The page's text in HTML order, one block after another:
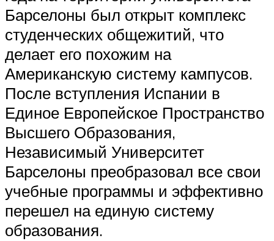
Барселоны был открыт комплекс
студенческих общежитий, что
делает его похожим на
Американскую систему кампусов.
После вступления Испании в
Единое Европейское Пространство
Высшего Образования,
Независимый Университет
Барселоны преобразовал все свои
учебные программы и эффективно
перешел на единую систему
образования.